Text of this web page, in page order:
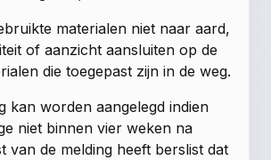
materialen niet naar aard,
of aanzicht aansluiten op de
die toegepast zijn in de weg.
kan worden aangelegd indien
niet binnen vier weken na
van de melding heeft berslist dat